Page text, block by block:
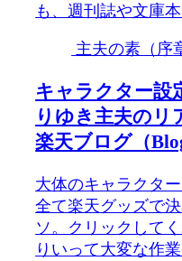
も、週刊誌や文庫
主夫の素（序
キャラクター設
りゆき主夫のリ
楽天ブログ（
大体のキャラクター
全て楽天グッズで
ソ。クリックして
りいって大変な作